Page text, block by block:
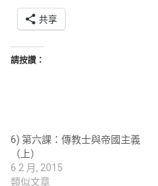
共享
請按讚：
6) 第六課：傳教士與帝國主義
（上）
6 2 月, 2015
類似文章